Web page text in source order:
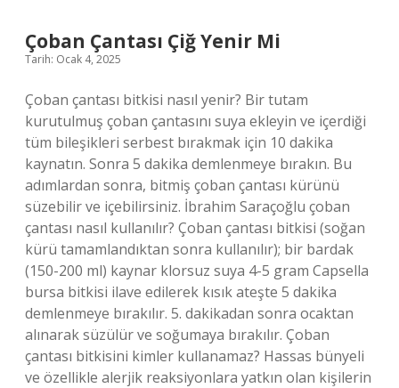
Çoban Çantası Çiğ Yenir Mi
Tarih: Ocak 4, 2025
Çoban çantası bitkisi nasıl yenir? Bir tutam
kurutulmuş çoban çantasını suya ekleyin ve içerdiği
tüm bileşikleri serbest bırakmak için 10 dakika
kaynatın. Sonra 5 dakika demlenmeye bırakın. Bu
adımlardan sonra, bitmiş çoban çantası kürünü
süzebilir ve içebilirsiniz. İbrahim Saraçoğlu çoban
çantası nasıl kullanılır? Çoban çantası bitkisi (soğan
kürü tamamlandıktan sonra kullanılır); bir bardak
(150-200 ml) kaynar klorsuz suya 4-5 gram Capsella
bursa bitkisi ilave edilerek kısık ateşte 5 dakika
demlenmeye bırakılır. 5. dakikadan sonra ocaktan
alınarak süzülür ve soğumaya bırakılır. Çoban
çantası bitkisini kimler kullanamaz? Hassas bünyeli
ve özellikle alerjik reaksiyonlara yatkın olan kişilerin